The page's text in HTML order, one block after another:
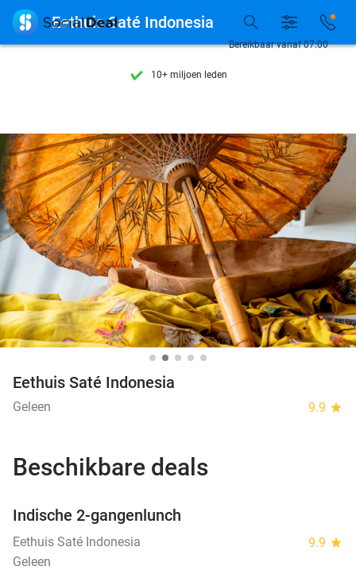
7 dagen per week beschikbaar
10+ miljoen leden
7 dagen per week beschikbaar
10+ miljoen leden
Bereikbaar vanaf 07:00
 Eethuis Saté Indonesia
Eethuis Saté Indonesia
Geleen 9.9 star
Beschikbare deals
Indische 2-gangenlunch
Eethuis Saté Indonesia 9.9 star
Geleen